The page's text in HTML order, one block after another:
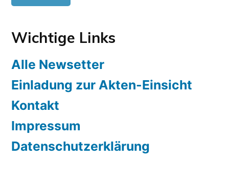
Wichtige Links
Alle Newsetter
Einladung zur Akten-Einsicht
Kontakt
Impressum
Datenschutzerklärung